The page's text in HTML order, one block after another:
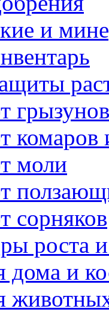
и
грызунов
моли
сорняков
роста и
дома и